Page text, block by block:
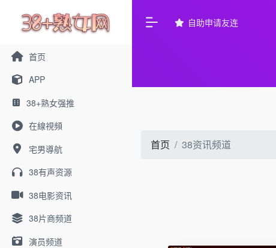
首页
APP
38+熟女强推
在線視頻
宅男導航
38有声资源
38电影资讯
38片商频道
演员频道
自助申请友连
首页 38资讯频道